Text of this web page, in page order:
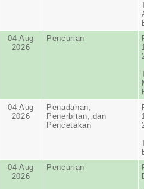
04 Aug
2026
Pencurian
04 Aug
2026
Penadahan,
Penerbitan, dan
Pencetakan
04 Aug
2026
Pencurian